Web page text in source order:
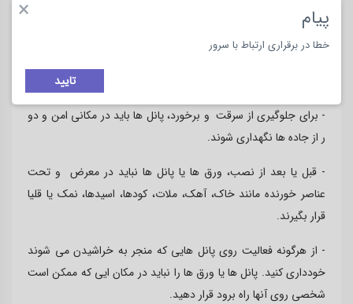
مناسب هوادهی شوند.
- برای جلوگیری از سرقت و برخورد، پانل ها باید در مکانی امن و دو
ر از جاده ها نگهداری شوند.
- قبل یا بعد از نصب، ورق ها یا پانل ها نباید در معرض و تحت
عناصر خورنده مانند خاک، آهک، ملات، کودها، اسیدها، نمک یا قلیا
قرار بگیرند.
- از هرگونه فعالیت روی پانل هایی که منجر به خراشیدن می شوند
خودداری کنید. پانل ها یا ورق ها را نباید در مکان ایی که ممکن است
شخصی روی آنها راه برود قرار دهید.
× پیام
خطا در برقراری ارتباط با سرور
تایید